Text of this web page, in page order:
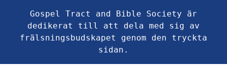
Gospel Tract and Bible Society är
dedikerat till att dela med sig av
frälsningsbudskapet genom den tryckta
sidan.